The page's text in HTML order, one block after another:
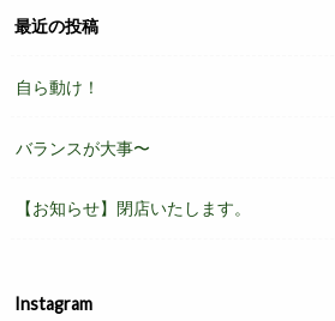
最近の投稿
自ら動け！
バランスが大事〜
【お知らせ】閉店いたします。
Instagram